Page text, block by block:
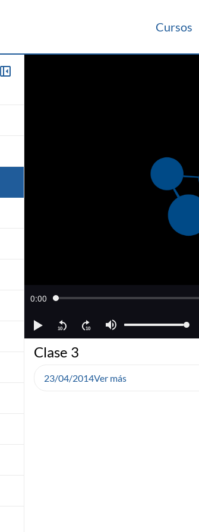
Cursos
Clase 3
23/04/2014Ver más